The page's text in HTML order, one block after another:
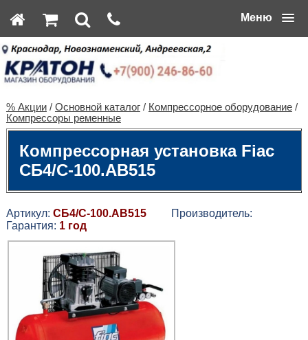
Меню
% Акции/ Основной каталог/ Компрессорное оборудование/
Компрессоры ременные
Компрессорная установка Fiac
СБ4/С-100.AB515
Артикул: СБ4/С-100.AB515Производитель:
Гарантия: 1 год